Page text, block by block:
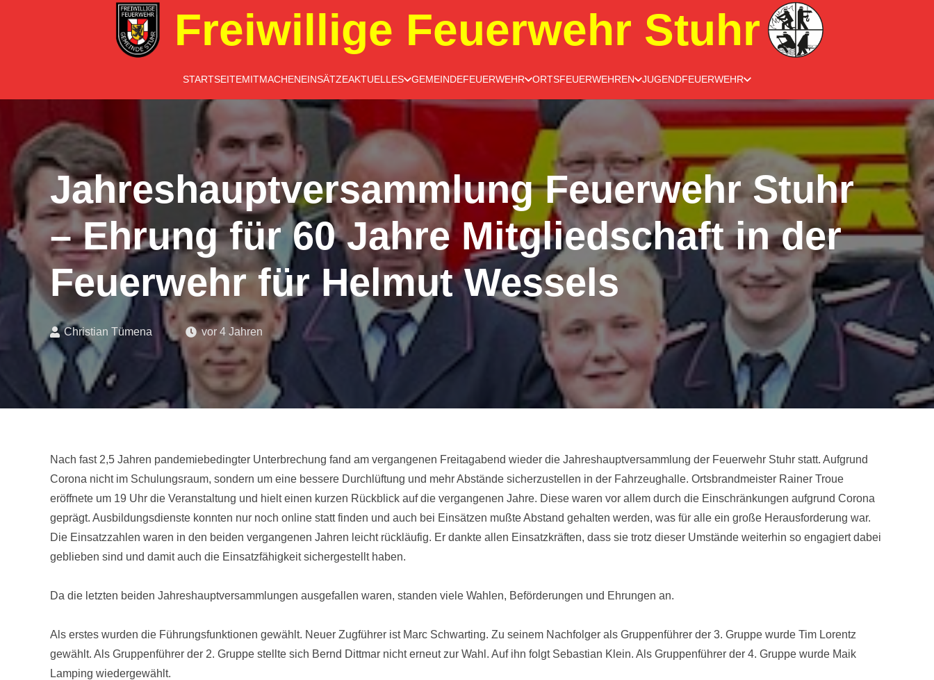
Freiwillige Feuerwehr Stuhr
STARTSEITEMITMACHENEINSÄTZEAKTUELLES GEMEINDEFEUERWEHR ORTSFEUERWEHREN JUGENDFEUERWEHR
Jahreshauptversammlung Feuerwehr Stuhr
– Ehrung für 60 Jahre Mitgliedschaft in der
Feuerwehr für Helmut Wessels
Christian Tümena vor 4 Jahren
Nach fast 2,5 Jahren pandemiebedingter Unterbrechung fand am vergangenen Freitagabend wieder die Jahreshauptversammlung der Feuerwehr Stuhr statt. Aufgrund
Corona nicht im Schulungsraum, sondern um eine bessere Durchlüftung und mehr Abstände sicherzustellen in der Fahrzeughalle. Ortsbrandmeister Rainer Troue
eröffnete um 19 Uhr die Veranstaltung und hielt einen kurzen Rückblick auf die vergangenen Jahre. Diese waren vor allem durch die Einschränkungen aufgrund Corona
geprägt. Ausbildungsdienste konnten nur noch online statt finden und auch bei Einsätzen mußte Abstand gehalten werden, was für alle ein große Herausforderung war.
Die Einsatzzahlen waren in den beiden vergangenen Jahren leicht rückläufig. Er dankte allen Einsatzkräften, dass sie trotz dieser Umstände weiterhin so engagiert dabei
geblieben sind und damit auch die Einsatzfähigkeit sichergestellt haben.
Da die letzten beiden Jahreshauptversammlungen ausgefallen waren, standen viele Wahlen, Beförderungen und Ehrungen an.
Als erstes wurden die Führungsfunktionen gewählt. Neuer Zugführer ist Marc Schwarting. Zu seinem Nachfolger als Gruppenführer der 3. Gruppe wurde Tim Lorentz
gewählt. Als Gruppenführer der 2. Gruppe stellte sich Bernd Dittmar nicht erneut zur Wahl. Auf ihn folgt Sebastian Klein. Als Gruppenführer der 4. Gruppe wurde Maik
Lamping wiedergewählt.